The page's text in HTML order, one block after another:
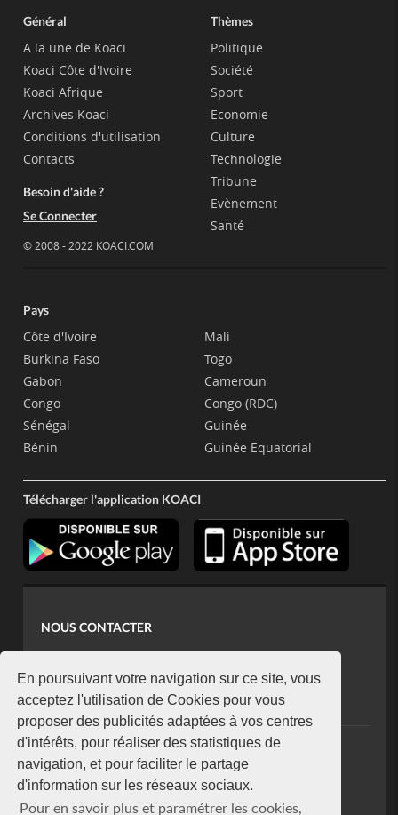
En poursuivant votre navigation sur ce site, vous
acceptez l'utilisation de Cookies pour vous
proposer des publicités adaptées à vos centres
d'intérêts, pour réaliser des statistiques de
navigation, et pour faciliter le partage
d'information sur les réseaux sociaux.
Pour en savoir plus et paramétrer les cookies,
Général
A la une de Koaci
Koaci Côte d'Ivoire
Koaci Afrique
Archives Koaci
Conditions d'utilisation
Contacts
Besoin d'aide ?
Se Connecter
© 2008 - 2022 KOACI.COM
Thèmes
Politique
Société
Sport
Economie
Culture
Technologie
Tribune
Evènement
Santé
Pays
Côte d'Ivoire
Burkina Faso
Gabon
Congo
Sénégal
Bénin
Mali
Togo
Cameroun
Congo (RDC)
Guinée
Guinée Equatorial
Télécharger l'application KOACI
NOUS CONTACTER
koaci@yahoo.fr
+225 07 08 85 52 93
NEWSLETTER
Restez connecté via notre newsletter
S'abonner